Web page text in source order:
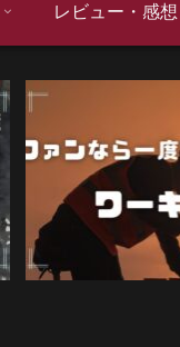
レビュー・感想